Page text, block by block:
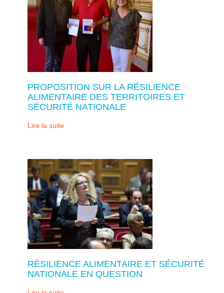
PROPOSITION SUR LA RÉSILIENCE
ALIMENTAIRE DES TERRITOIRES ET
SÉCURITÉ NATIONALE
Lire la suite
RÉSILIENCE ALIMENTAIRE ET SÉCURITÉ
NATIONALE EN QUESTION